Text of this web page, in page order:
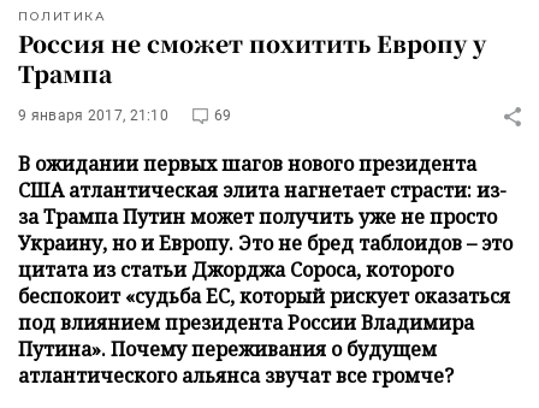
ПОЛИТИКА
Россия не сможет похитить Европу у
Трампа
9 января 2017, 21:10 69
В ожидании первых шагов нового президента
США атлантическая элита нагнетает страсти: из-
за Трампа Путин может получить уже не просто
Украину, но и Европу. Это не бред таблоидов – это
цитата из статьи Джорджа Сороса, которого
беспокоит «судьба ЕС, который рискует оказаться
под влиянием президента России Владимира
Путина». Почему переживания о будущем
атлантического альянса звучат все громче?